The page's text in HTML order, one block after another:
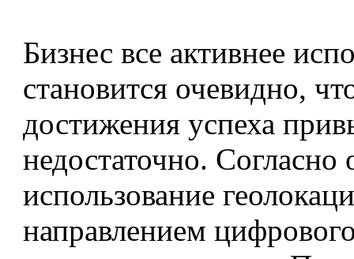
Бизнес все активнее
становится очевидно,
достижения успеха
недостаточно.
использование
направлением